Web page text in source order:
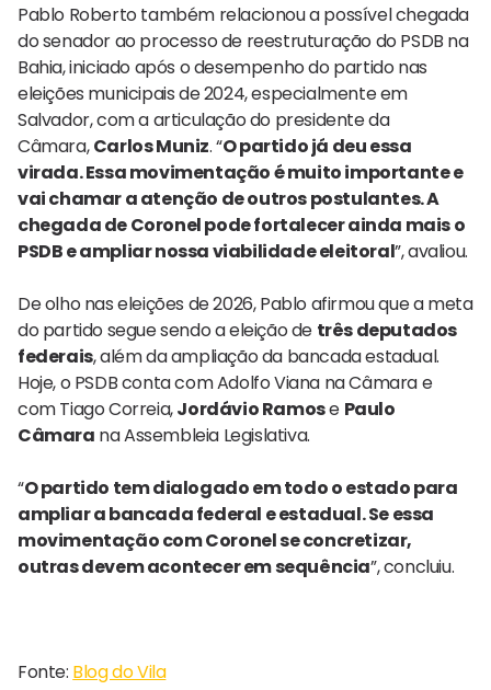
Pablo Roberto também relacionou a possível chegada
do senador ao processo de reestruturação do PSDB na
Bahia, iniciado após o desempenho do partido nas
eleições municipais de 2024, especialmente em
Salvador, com a articulação do presidente da
Câmara,Carlos Muniz. “O partido já deu essa
virada. Essa movimentação é muito importante e
vai chamar a atenção de outros postulantes. A
chegada de Coronel pode fortalecer ainda mais o
PSDB e ampliar nossa viabilidade eleitoral”, avaliou.
De olho nas eleições de 2026, Pablo afirmou que a meta
do partido segue sendo a eleição de três deputados
federais, além da ampliação da bancada estadual.
Hoje, o PSDB conta com Adolfo Viana na Câmara e
com Tiago Correia,Jordávio Ramose Paulo
Câmara na Assembleia Legislativa.
“O partido tem dialogado em todo o estado para
ampliar a bancada federal e estadual. Se essa
movimentação com Coronel se concretizar,
outras devem acontecer em sequência”, concluiu.
Fonte: Blog do Vila